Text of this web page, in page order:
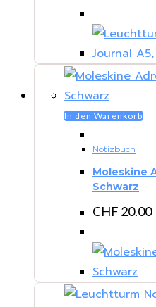
In den Warenkorb
Notizbuch
Moleskine
Schwarz
CHF 20.00